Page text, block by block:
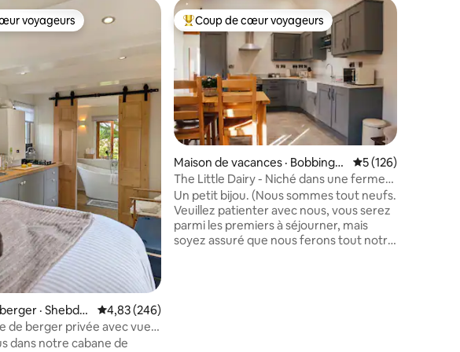
5, 175 commentaires
voyageurs
voyageurs
· Shebdo
Note moyenne de 4,83 sur 5, 246 commentaires
4,83 (246)
de berger privée avec vue
dans notre cabane de
Coup de cœur voyageurs parmi les plus aimés
Coup de cœur voyageurs
Maison de vacances · Bobbingto
n
Note moyenne de
5 (126)
The Little Dairy - Niché dans une ferme
en activité
Un petit bijou. (Nous sommes tout neufs.
Veuillez patienter avec nous, vous serez
parmi les premiers à séjourner, mais
soyez assuré que nous ferons tout notre